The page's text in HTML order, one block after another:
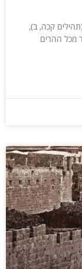
(תהילים קכה, ב),
מכל ההרים